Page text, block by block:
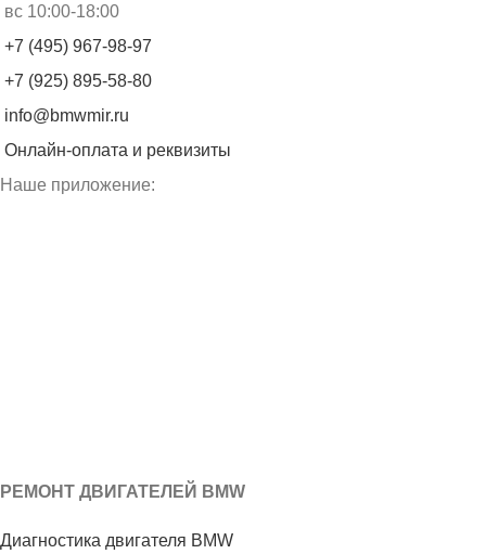
вс 10:00-18:00
+7 (495) 967-98-97
+7 (925) 895-58-80
info@bmwmir.ru
Онлайн-оплата и реквизиты
Наше приложение:
РЕМОНТ ДВИГАТЕЛЕЙ BMW
Диагностика двигателя BMW